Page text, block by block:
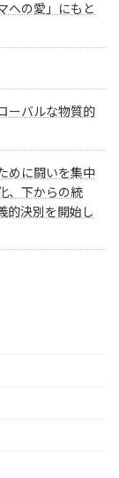
への愛」にもと
ーバルな物質的
めに闘いを集中
、下からの統
的決別を開始し